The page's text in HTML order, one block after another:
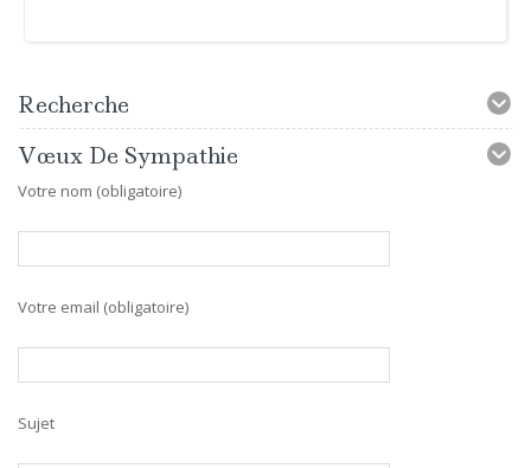
Recherche
Vœux De Sympathie
Votre nom (obligatoire)
Votre email (obligatoire)
Sujet